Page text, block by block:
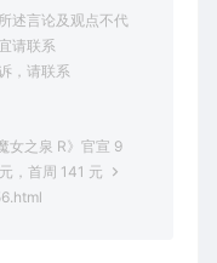
述言论及观点不代
请联系
，请联系
女之泉 R》官宣 9
，首周 141 元